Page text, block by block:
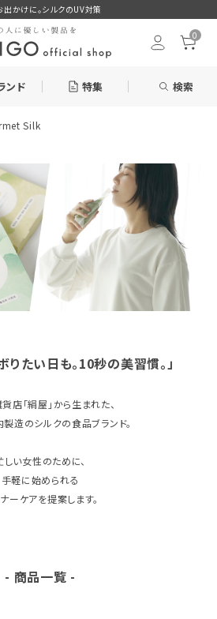
出かけに。シルクのUV対策
0
ンド 特集 検索
お気に入り
Silk
りたい日も。10秒の美習慣。」
店「絹屋」から生まれた、
造のシルクの食品ブランド。
しい女性のために、
手軽に始められる
ーケアを提案します。
- 商品一覧 -